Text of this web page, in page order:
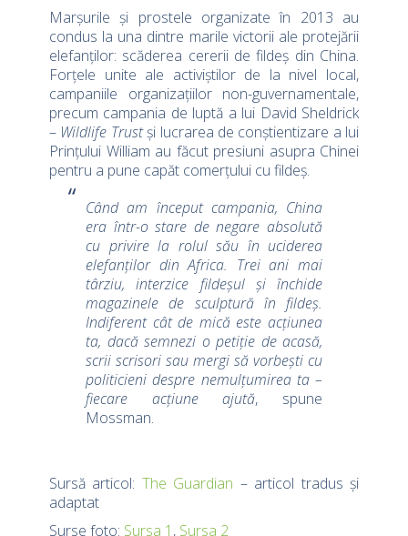
Marșurile și prostele organizate în 2013 au
condus la una dintre marile victorii ale protejării
elefanților: scăderea cererii de fildeș din China.
Forțele unite ale activiștilor de la nivel local,
campaniile organizațiilor non-guvernamentale,
precum campania de luptă a lui David Sheldrick
– Wildlife Trustși lucrarea de conștientizare a lui
Prințului William au făcut presiuni asupra Chinei
pentru a pune capăt comerțului cu fildeș.
Când am început campania, China
era într-o stare de negare absolută
cu privire la rolul său în uciderea
elefanților din Africa. Trei ani mai
târziu, interzice fildeșul și închide
magazinele de sculptură în fildeș.
Indiferent cât de mică este acțiunea
ta, dacă semnezi o petiție de acasă,
scrii scrisori sau mergi să vorbești cu
politicieni despre nemulțumirea ta –
fiecare acțiune ajută, spune
Mossman.
Sursă articol: The Guardian – articol tradus și
adaptat
Surse foto: Sursa 1 , Sursa 2